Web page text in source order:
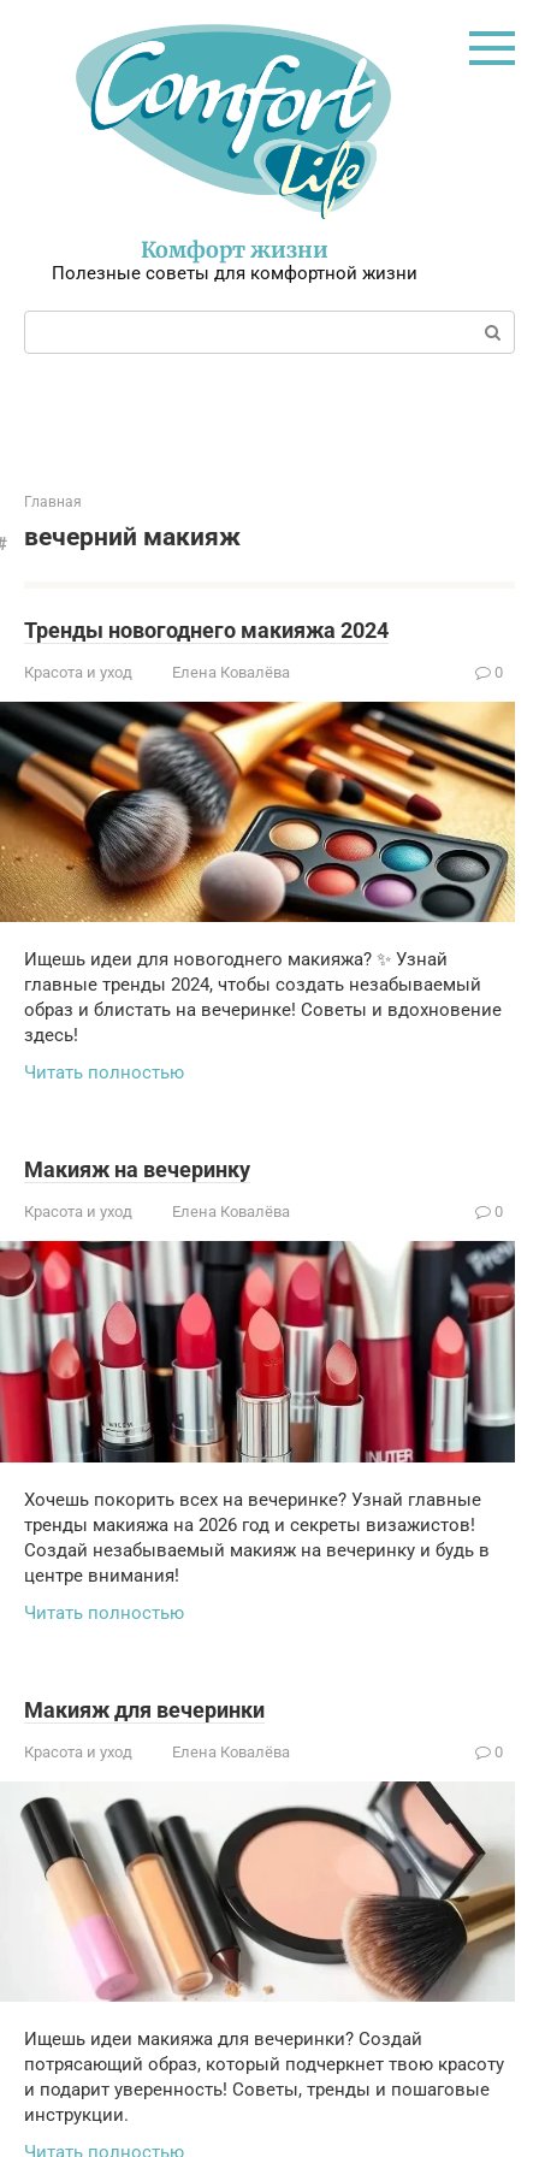
Комфорт жизни
Полезные советы для комфортной жизни
Поиск:
Главная
вечерний макияж
Тренды новогоднего макияжа 2024
Красота и уход Елена Ковалёва 0
Ищешь идеи для новогоднего макияжа? ✨ Узнай
главные тренды 2024, чтобы создать незабываемый
образ и блистать на вечеринке! Советы и вдохновение
здесь!
Читать полностью
Макияж на вечеринку
Красота и уход Елена Ковалёва 0
Хочешь покорить всех на вечеринке? Узнай главные
тренды макияжа на 2026 год и секреты визажистов!
Создай незабываемый макияж на вечеринку и будь в
центре внимания!
Читать полностью
Макияж для вечеринки
Красота и уход Елена Ковалёва 0
Ищешь идеи макияжа для вечеринки? Создай
потрясающий образ, который подчеркнет твою красоту
и подарит уверенность! Советы, тренды и пошаговые
инструкции.
Читать полностью